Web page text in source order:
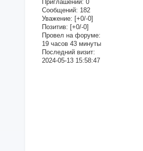
Приглашений: 0
Сообщений: 182
Уважение: [+0/-0]
Позитив: [+0/-0]
Провел на форуме:
19 часов 43 минуты
Последний визит:
2024-05-13 15:58:47